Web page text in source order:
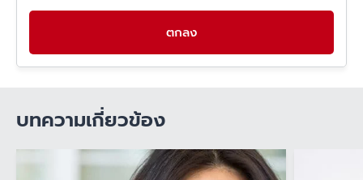
ตกลง
บทความเกี่ยวข้อง